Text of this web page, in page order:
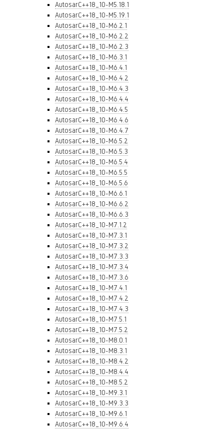
AutosarC++18_10-M5.18.1
AutosarC++18_10-M5.19.1
AutosarC++18_10-M6.2.1
AutosarC++18_10-M6.2.2
AutosarC++18_10-M6.2.3
AutosarC++18_10-M6.3.1
AutosarC++18_10-M6.4.1
AutosarC++18_10-M6.4.2
AutosarC++18_10-M6.4.3
AutosarC++18_10-M6.4.4
AutosarC++18_10-M6.4.5
AutosarC++18_10-M6.4.6
AutosarC++18_10-M6.4.7
AutosarC++18_10-M6.5.2
AutosarC++18_10-M6.5.3
AutosarC++18_10-M6.5.4
AutosarC++18_10-M6.5.5
AutosarC++18_10-M6.5.6
AutosarC++18_10-M6.6.1
AutosarC++18_10-M6.6.2
AutosarC++18_10-M6.6.3
AutosarC++18_10-M7.1.2
AutosarC++18_10-M7.3.1
AutosarC++18_10-M7.3.2
AutosarC++18_10-M7.3.3
AutosarC++18_10-M7.3.4
AutosarC++18_10-M7.3.6
AutosarC++18_10-M7.4.1
AutosarC++18_10-M7.4.2
AutosarC++18_10-M7.4.3
AutosarC++18_10-M7.5.1
AutosarC++18_10-M7.5.2
AutosarC++18_10-M8.0.1
AutosarC++18_10-M8.3.1
AutosarC++18_10-M8.4.2
AutosarC++18_10-M8.4.4
AutosarC++18_10-M8.5.2
AutosarC++18_10-M9.3.1
AutosarC++18_10-M9.3.3
AutosarC++18_10-M9.6.1
AutosarC++18_10-M9.6.4